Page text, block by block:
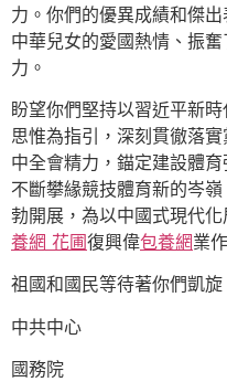
力。你們的優異成績和傑
中華兒女的愛國熱情、振
力。
盼望你們堅持以習近平新時
思惟為指引，深刻貫徹落
中全會精力，錨定建設體
不斷攀緣競技體育新的岑
勃開展，為以中國式現代
養網 花圃復興偉包養網業
祖國和國民等待著你們凱旋
中共中心
國務院